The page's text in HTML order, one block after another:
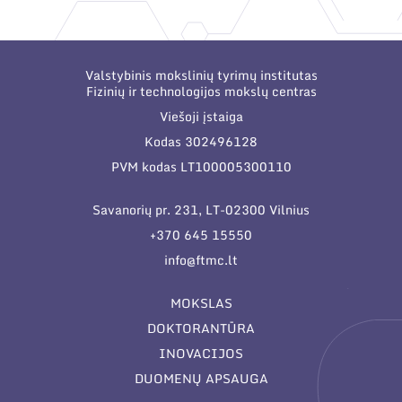
organizacijose bei asociacijose
Valstybinis mokslinių tyrimų institutas
Fizinių ir technologijos mokslų centras
Viešoji įstaiga
Kodas 302496128
PVM kodas LT100005300110
Savanorių pr. 231, LT-02300 Vilnius
+370 645 15550
info@ftmc.lt
MOKSLAS
DOKTORANTŪRA
INOVACIJOS
DUOMENŲ APSAUGA